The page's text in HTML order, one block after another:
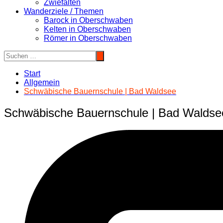
Zwiefalten
Wanderziele / Themen
Barock in Oberschwaben
Kelten in Oberschwaben
Römer in Oberschwaben
Start
Allgemein
Schwäbische Bauernschule | Bad Waldsee
Schwäbische Bauernschule | Bad